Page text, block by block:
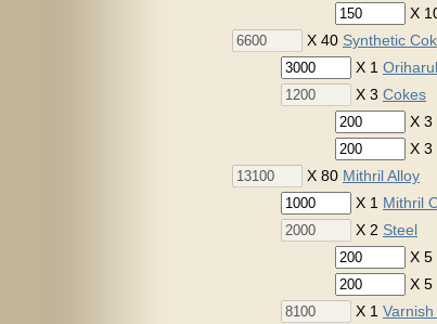
X
X 40 Synthetic
X 1
X 3 Cokes
X 3
X 3
X 80 Mithril Alloy
X 1 Mithril
X 2 Steel
X 5
X 5
X 1